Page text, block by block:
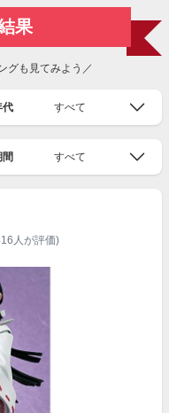
果
グも見てみよう／
代 すべて
間 すべて
人が評価)